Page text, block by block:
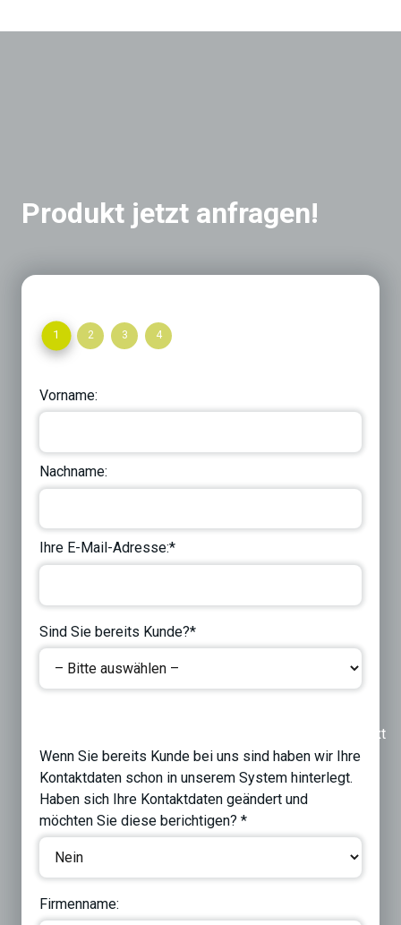
Produkt jetzt anfragen!
1 2 3 4
Vorname:
Nachname:
Ihre E-Mail-Adresse:*
Sind Sie bereits Kunde?*
Next
Wenn Sie bereits Kunde bei uns sind haben wir Ihre
Kontaktdaten schon in unserem System hinterlegt.
Haben sich Ihre Kontaktdaten geändert und
möchten Sie diese berichtigen? *
Firmenname: